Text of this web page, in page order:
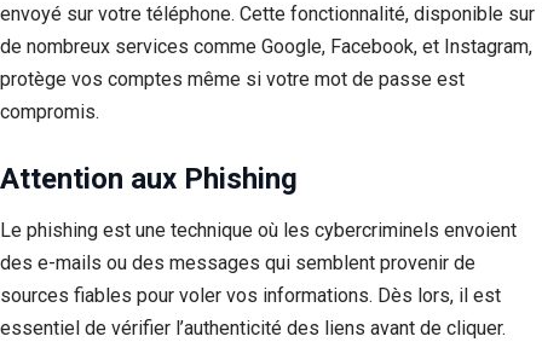
envoyé sur votre téléphone. Cette fonctionnalité, disponible sur
de nombreux services comme Google, Facebook, et Instagram,
protège vos comptes même si votre mot de passe est
compromis.
Attention aux Phishing
Le phishing est une technique où les cybercriminels envoient
des e-mails ou des messages qui semblent provenir de
sources fiables pour voler vos informations. Dès lors, il est
essentiel de vérifier l’authenticité des liens avant de cliquer.